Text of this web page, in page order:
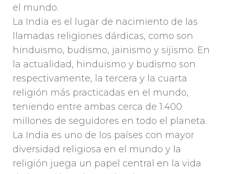
el mundo.
La India es el lugar de nacimiento de las
llamadas religiones dárdicas, como son
hinduismo, budismo, jainismo y sijismo. En
la actualidad, hinduismo y budismo son
respectivamente, la tercera y la cuarta
religión más practicadas en el mundo,
teniendo entre ambas cerca de 1.400
millones de seguidores en todo el planeta.
La India es uno de los países con mayor
diversidad religiosa en el mundo y la
religión juega un papel central en la vida